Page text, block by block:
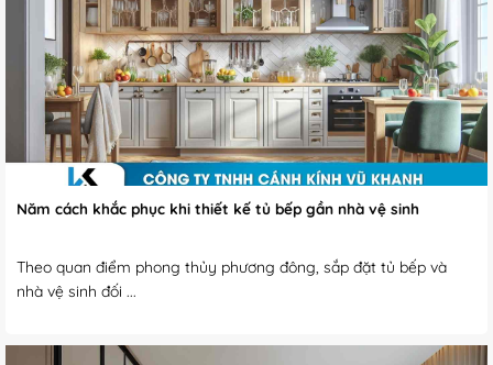
Năm cách khắc phục khi thiết kế tủ bếp gần nhà vệ sinh
Theo quan điểm phong thủy phương đông, sắp đặt tủ bếp và
nhà vệ sinh đối ...